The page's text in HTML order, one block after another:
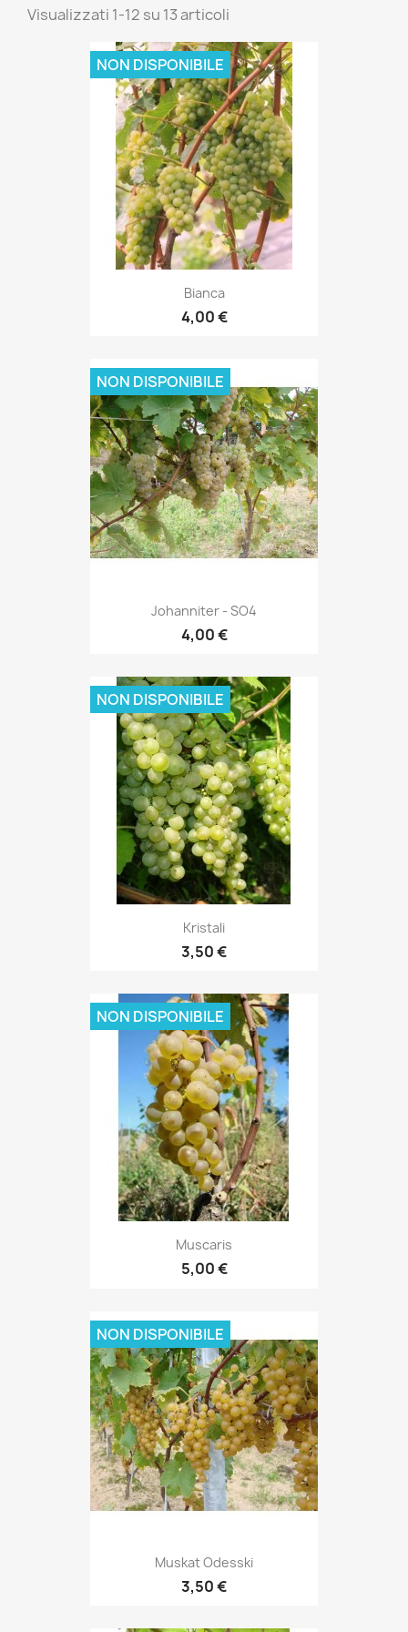
Visualizzati 1-12 su 13 articoli
Bianca
4,00 €
NON DISPONIBILE
Johanniter - SO4
4,00 €
NON DISPONIBILE
Kristali
3,50 €
NON DISPONIBILE
Muscaris
5,00 €
NON DISPONIBILE
Muskat Odesski
3,50 €
NON DISPONIBILE